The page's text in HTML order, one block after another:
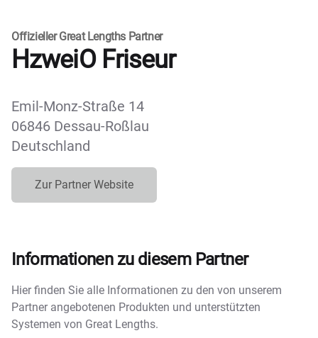
Offizieller Great Lengths Partner
HzweiO Friseur
Emil-Monz-Straße 14
06846 Dessau-Roßlau
Deutschland
Zur Partner Website
Informationen zu diesem Partner
Hier finden Sie alle Informationen zu den von unserem
Partner angebotenen Produkten und unterstützten
Systemen von Great Lengths.